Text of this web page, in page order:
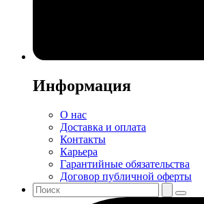
Информация
О нас
Доставка и оплата
Контакты
Карьера
Гарантийные обязательства
Договор публичной оферты